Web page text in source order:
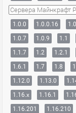
Сервера Майнкрафт
1.0.0
1.0.0.16
1.0.7
1.0.9 1.1
1.1.7
1.2 1.2.1
1.6.1
1.7 1.8
1.12.0
1.13.0
1.16.x
1.16.1
1.16.201
1.16.210